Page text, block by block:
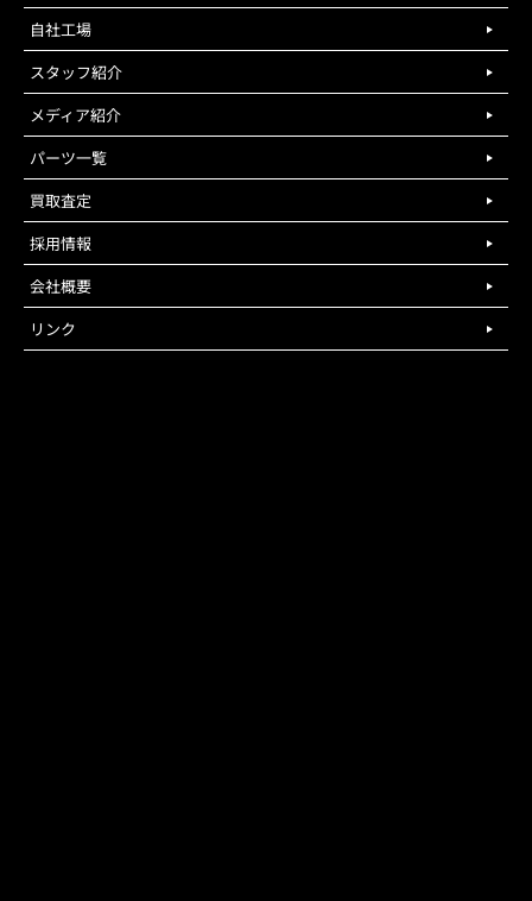
自社工場
スタッフ紹介
メディア紹介
パーツ一覧
買取査定
採用情報
会社概要
リンク